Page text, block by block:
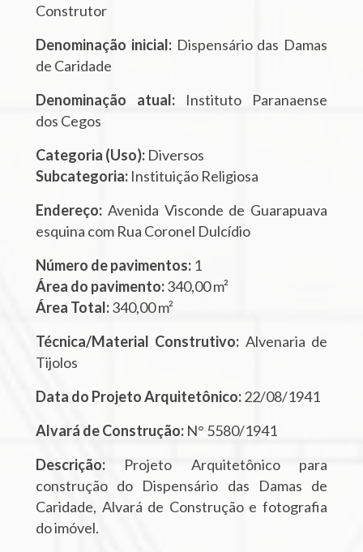
Construtor
Denominação inicial:Dispensário das Damas
de Caridade
Denominação atual: Instituto Paranaense
dos Cegos
Categoria (Uso): Diversos
Subcategoria: Instituição Religiosa
Endereço: Avenida Visconde de Guarapuava
esquina com Rua Coronel Dulcídio
Número de pavimentos: 1
Área do pavimento:340,00 m²
Área Total:340,00 m²
Técnica/Material Construtivo: Alvenaria de
Tijolos
Data do Projeto Arquitetônico:22/08/1941
Alvará de Construção: N° 5580/1941
Descrição: Projeto Arquitetônico para
construção do Dispensário das Damas de
Caridade, Alvará de Construção e fotografia
do imóvel.